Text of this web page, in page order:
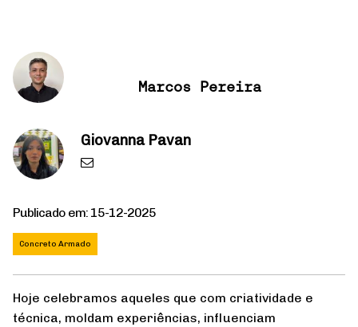
Marcos Pereira
Giovanna Pavan
Publicado em: 15-12-2025
Concreto Armado
Hoje celebramos aqueles que com criatividade e
técnica, moldam experiências, influenciam